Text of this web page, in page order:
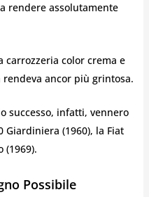
rendere assolutamente
carrozzeria color crema e
rendeva ancor più grintosa.
successo, infatti, vennero
Giardiniera (1960), la Fiat
(1969).
Possibile